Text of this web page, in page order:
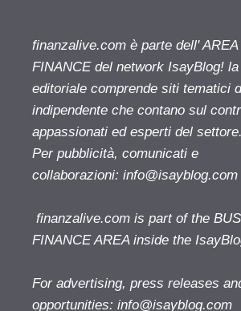
finanzalive.com è parte dell'
FINANCE del network IsayBlog!
editoriale comprende siti tematici
indipendente che contano sul
appassionati ed esperti del settore.
Per pubblicità, comunicati e
collaborazioni: info@isayblog.com
finanzalive.com is part of the
FINANCE AREA inside the
For advertising, press releases
opportunities: info@isayblog.com